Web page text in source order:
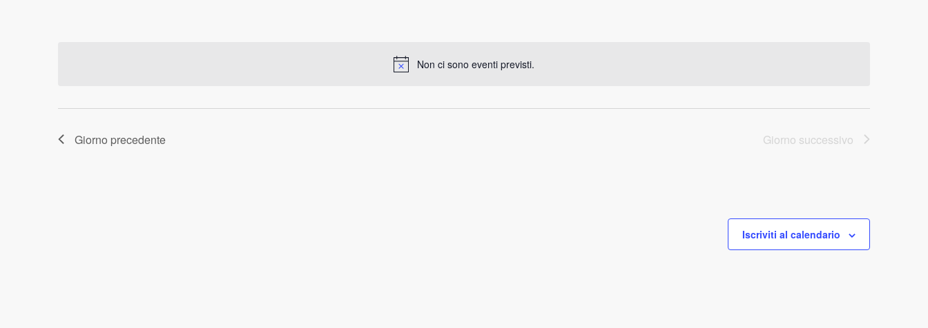
Non ci sono eventi previsti.
Giorno precedente Giorno successivo
Iscriviti al calendario